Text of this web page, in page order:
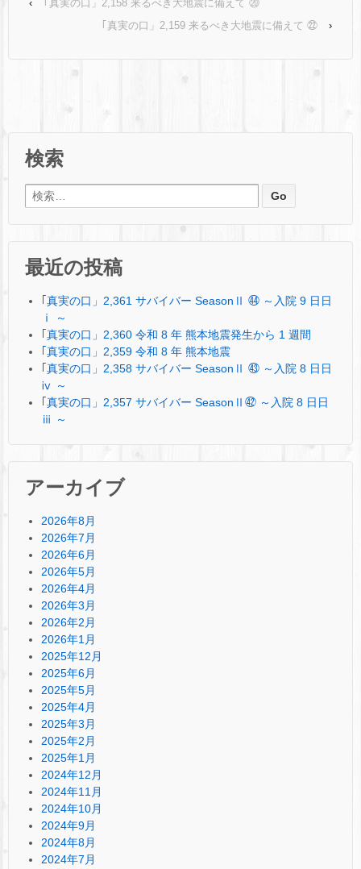
‹
｢真実の口」2,158 来るべき大地震に備えて ⑳
｢真実の口」2,159 来るべき大地震に備えて ㉒
›
検索
検索:
最近の投稿
｢真実の口」2,361 サバイバー SeasonⅡ ㊹ ～入院 9 日日
ⅰ ～
｢真実の口」2,360 令和 8 年 熊本地震発生から 1 週間
｢真実の口」2,359 令和 8 年 熊本地震
｢真実の口」2,358 サバイバー SeasonⅡ ㊸ ～入院 8 日日
ⅳ ～
｢真実の口」2,357 サバイバー SeasonⅡ㊷ ～入院 8 日日
ⅲ ～
アーカイブ
2026年8月
2026年7月
2026年6月
2026年5月
2026年4月
2026年3月
2026年2月
2026年1月
2025年12月
2025年6月
2025年5月
2025年4月
2025年3月
2025年2月
2025年1月
2024年12月
2024年11月
2024年10月
2024年9月
2024年8月
2024年7月